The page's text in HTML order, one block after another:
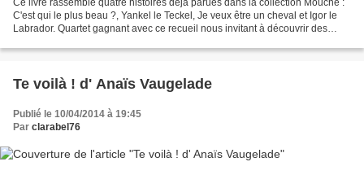
Ce livre rassemble quatre histoires déjà parues dans la collection Mouche :
C'est qui le plus beau ?, Yankel le Teckel, Je veux être un cheval et Igor le
Labrador. Quartet gagnant avec ce recueil nous invitant à découvrir des
Te voilà ! d' Anaïs Vaugelade
Publié le 10/04/2014 à 19:45
Par clarabel76